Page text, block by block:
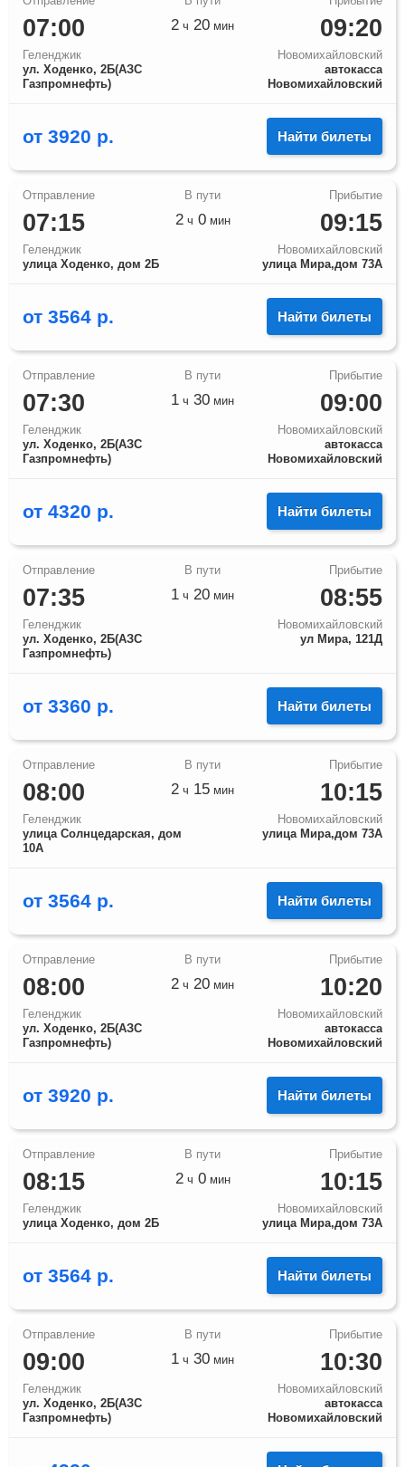
07:00
Геленджик
ул. Ходенко, 2Б(АЗС
Газпромнефть)
09:20
Новомихайловский
автокасса
Новомихайловский
2 ч 20 мин
от 3920 р. Найти билеты
07:15
Геленджик
улица Ходенко, дом 2Б
09:15
Новомихайловский
улица Мира,дом 73А
2ч 0мин
от 3564 р. Найти билеты
07:30
Геленджик
ул. Ходенко, 2Б(АЗС
Газпромнефть)
09:00
Новомихайловский
автокасса
Новомихайловский
1 ч 30 мин
от 4320 р. Найти билеты
07:35
Геленджик
ул. Ходенко, 2Б(АЗС
Газпромнефть)
08:55
Новомихайловский
ул Мира, 121Д
1 ч 20 мин
от 3360 р. Найти билеты
08:00
Геленджик
улица Солнцедарская, дом
10А
10:15
Новомихайловский
улица Мира,дом 73А
2 ч 15 мин
от 3564 р. Найти билеты
08:00
Геленджик
ул. Ходенко, 2Б(АЗС
Газпромнефть)
10:20
Новомихайловский
автокасса
Новомихайловский
2 ч 20 мин
от 3920 р. Найти билеты
08:15
Геленджик
улица Ходенко, дом 2Б
10:15
Новомихайловский
улица Мира,дом 73А
2ч 0мин
от 3564 р. Найти билеты
09:00
Геленджик
ул. Ходенко, 2Б(АЗС
Газпромнефть)
10:30
Новомихайловский
автокасса
Новомихайловский
1 ч 30 мин